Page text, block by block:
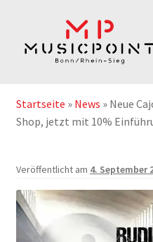
Navigation
springen
Inhalt
springen
Instrumentenabos
Notenshop
Outlet & Second Hand
Startseite » News » Neue
Shop, jetzt mit 10%
Veröffentlicht am 4. September